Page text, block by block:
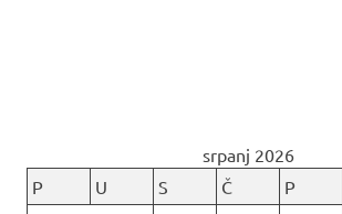
srpanj 2026
P
U S Č P